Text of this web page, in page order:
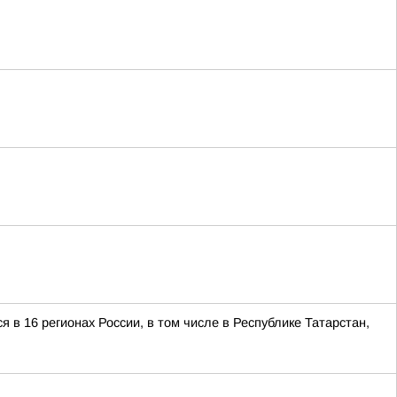
16 регионах России, в том числе в Республике Татарстан,